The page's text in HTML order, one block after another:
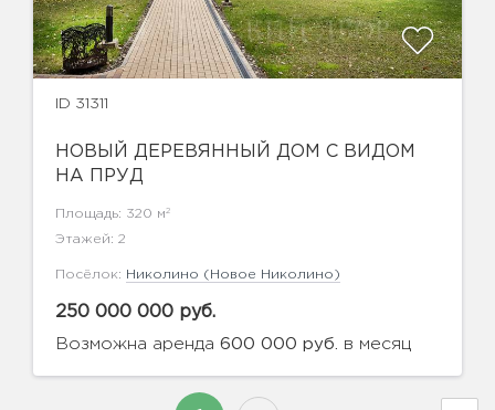
ID 31311
НОВЫЙ ДЕРЕВЯННЫЙ ДОМ С ВИДОМ
НА ПРУД
Площадь: 320 м 2
Этажей: 2
Посёлок: Николино (Новое Николино)
250 000 000 руб.
Возможна аренда 600 000 руб. в месяц